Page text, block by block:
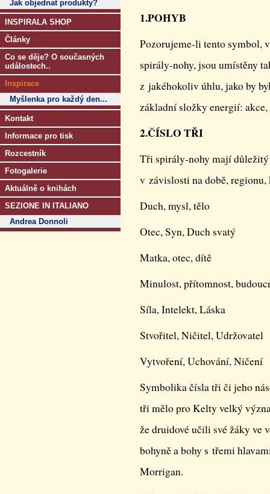
Jak objednat produkty?
INSPIRALA SHOP
Články
Co se děje? O současných
událostech..
Inspirace
Myšlenka pro každý den...
Kontakt
Informace pro tisk
Rozcestník
Fotogalerie
Aktuálně o knihách
SEZIONE IN ITALIANO
Andrea Donnoli
1.POHYB
Pozorujeme-li tento symbol,
spirály-nohy, jsou umístěny
z jakéhokoliv úhlu, jako by
základní složky energií:
2.ČÍSLO TŘI
Tři spirály-nohy mají
v závislosti na době,
Duch, mysl, tělo
Otec, Syn, Duch svatý
Matka, otec, dítě
Minulost, přítomnost,
Síla, Intelekt, Láska
Stvořitel, Ničitel, Udržovatel
Vytvoření, Uchování, Ničení
Symbolika čísla tři či jeho
tři mělo pro Kelty velký
že druidové učili své žáky ve
bohyně a bohy s třemi
Morrigan.